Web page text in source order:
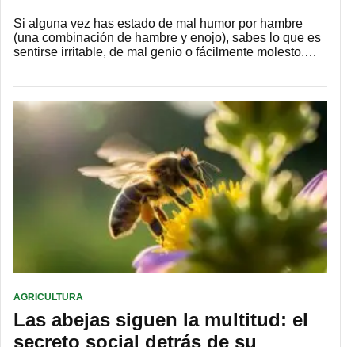
Si alguna vez has estado de mal humor por hambre
(una combinación de hambre y enojo), sabes lo que es
sentirse irritable, de mal genio o fácilmente molesto.…
AGRICULTURA
Las abejas siguen la multitud: el
secreto social detrás de su